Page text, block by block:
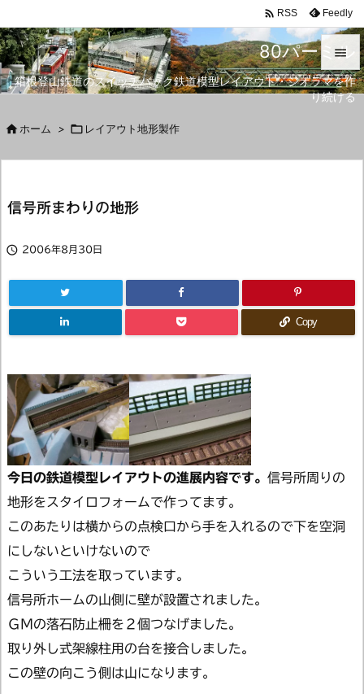
80パーミル
箱根登山鉄道のスイッチバック鉄道模型レイアウト・ジオラマを作
り続ける


メニュ
 RSS Feedly
 ホーム >  レイアウト地形製作
信号所まわりの地形
 2006年8月30日
Copy
今日の鉄道模型レイアウトの進展内容です。 信号所周りの
地形をスタイロフォームで作ってます。
このあたりは横からの点検口から手を入れるので下を空洞
にしないといけないので
こういう工法を取っています。
信号所ホームの山側に壁が設置されました。
ＧＭの落石防止柵を２個つなげました。
取り外し式架線柱用の台を接合しました。
この壁の向こう側は山になります。